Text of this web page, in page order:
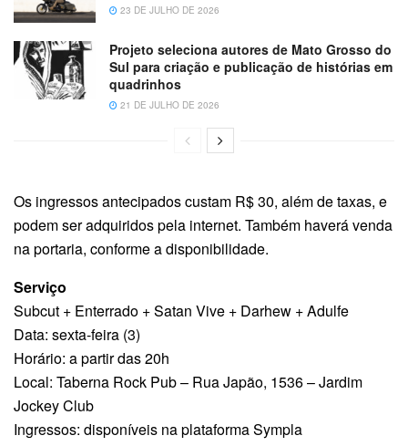
23 DE JULHO DE 2026
Projeto seleciona autores de Mato Grosso do
Sul para criação e publicação de histórias em
quadrinhos
21 DE JULHO DE 2026
Os ingressos antecipados custam R$ 30, além de taxas, e
podem ser adquiridos pela internet. Também haverá venda
na portaria, conforme a disponibilidade.
Serviço
Subcut + Enterrado + Satan Vive + Darhew + Adulfe
Data: sexta-feira (3)
Horário: a partir das 20h
Local: Taberna Rock Pub – Rua Japão, 1536 – Jardim
Jockey Club
Ingressos: disponíveis na plataforma Sympla